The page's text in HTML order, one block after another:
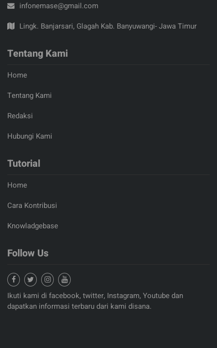
infonemase@gmail.com
Lingk. Banjarsari, Glagah Kab. Banyuwangi- Jawa Timur
Tentang Kami
Home
Tentang Kami
Redaksi
Hubungi Kami
Tutorial
Home
Cara Kontribusi
Knowladgebase
Follow Us
Ikuti kami di facebook, twitter, Instagram, Youtube dan
dapatkan informasi terbaru dari kami disana.